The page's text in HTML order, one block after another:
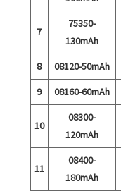
7
75350-
130mAh
8 08120-50mAh
9
08160-60mAh
10
08300-
120mAh
11
08400-
180mAh